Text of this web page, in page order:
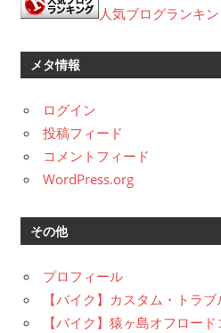
ブ
人気ブログランキ
メタ情報
ログイン
投稿フィード
コメントフィード
WordPress.org
その他
プロフィール
【バイク】カスタム・トラ
【バイク】猿ヶ島オフロー